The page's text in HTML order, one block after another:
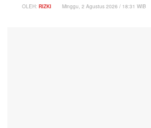
OLEH: RIZKI Minggu, 2 Agustus 2026 / 18:31 WIB